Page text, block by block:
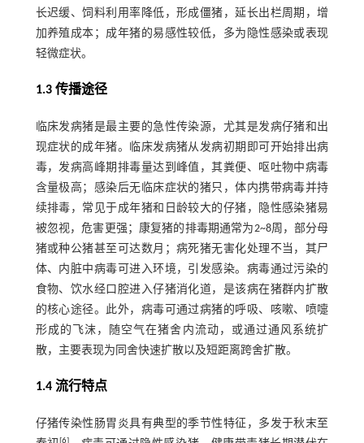
长迟缓、饲料利用率降低，形成僵猪，延长出栏周期，增
加养殖成本；成年猪的易感性较低，多为隐性感染或表现
轻微症状。
1.3 传播途径
临床发病猪是最主要的急性传染源，尤其是发病仔猪和出
现症状的成年猪。临床发病猪从发病初期即可开始排出病
毒，发病高峰期排毒量达到峰值，其粪便、呕吐物中病毒
含量极高；感染后无临床症状的猪只，体内携带病毒并持
续排毒，常见于成年猪和日龄较大的仔猪，隐性感染猪易
被忽视，危害更强；康复猪的排毒期通常为2~8周，部分母
猪或种公猪甚至可达数月；病死猪无害化处理不当，其尸
体、内脏中病毒可进入环境，引发感染。病毒通过污染的
食物、饮水经口腔进入仔猪消化道，是该病在猪群内扩散
的核心途径。此外，病毒可通过病猪的呼吸、咳嗽、喷嚏
形成的飞沫，随空气在猪舍内流动，或通过通风系统扩
散，主要表现为同舍快速扩散以及短距离跨舍扩散。
1.4 流行特点
仔猪传染性肠胃炎具有典型的季节性特征，多发于秋末至
[6]